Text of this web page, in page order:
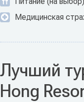
Медицинская
Лучший
Hong